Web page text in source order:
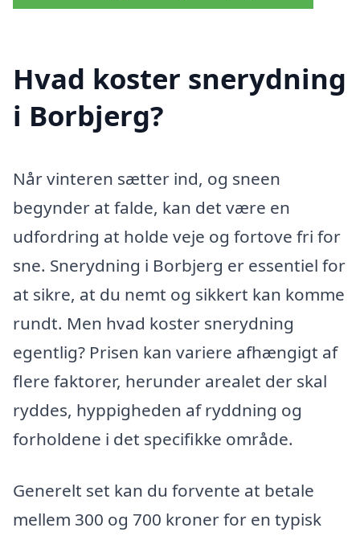
Hvad koster snerydning
i Borbjerg?
Når vinteren sætter ind, og sneen
begynder at falde, kan det være en
udfordring at holde veje og fortove fri for
sne. Snerydning i Borbjerg er essentiel for
at sikre, at du nemt og sikkert kan komme
rundt. Men hvad koster snerydning
egentlig? Prisen kan variere afhængigt af
flere faktorer, herunder arealet der skal
ryddes, hyppigheden af ryddning og
forholdene i det specifikke område.
Generelt set kan du forvente at betale
mellem 300 og 700 kroner for en typisk